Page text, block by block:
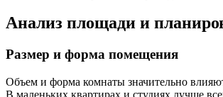
Анализ площади и
Размер и форма помещения
Объем и форма комнаты значительно
В маленьких квартирах и студиях лучше